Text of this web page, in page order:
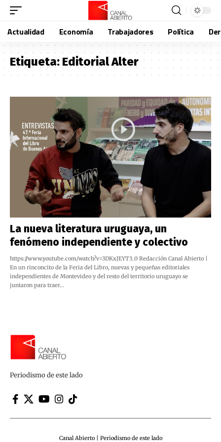
Actualidad Economía Trabajadores Política
Etiqueta:Editorial Alter
La nueva literatura uruguaya, un
fenómeno independiente y colectivo
https://www.youtube.com/watch?v=3DKxJEYT3_0 Redacción Canal Abierto |
En un rinconcito de la Feria del Libro, nuevas y pequeñas editoriales
independientes de Montevideo y del resto del territorio uruguayo se
juntaron para traer…
Periodismo de este lado
Canal Abierto | Periodismo de este lado